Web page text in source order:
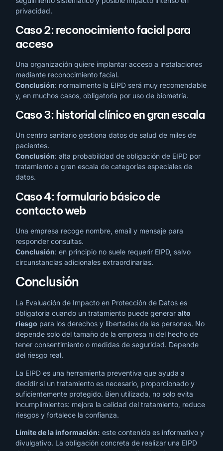
privacidad.
Caso 2: reconocimiento facial para
acceso
Una organización quiere implantar acceso a instalaciones
mediante reconocimiento facial.
Conclusión: normalmente la EIPD será muy recomendable
y, en muchos casos, obligatoria por uso de biometría.
Caso 3: historial clínico en gran escala
Un centro sanitario gestiona datos de salud de miles de
pacientes.
Conclusión: alta probabilidad de obligación de EIPD por
tratamiento a gran escala de categorías especiales de
datos.
Caso 4: formulario básico de
contacto web
Una empresa recoge nombre, email y mensaje para
responder consultas.
Conclusión: en principio no suele requerir EIPD, salvo
circunstancias adicionales extraordinarias.
Conclusión
La Evaluación de Impacto en Protección de Datos es
obligatoria cuando un tratamiento puede generar alto
riesgo para los derechos y libertades de las personas. No
depende solo del tamaño de la empresa ni del hecho de
tener consentimiento o medidas de seguridad. Depende
del riesgo real.
La EIPD es una herramienta preventiva que ayuda a
decidir si un tratamiento es necesario, proporcionado y
suficientemente protegido. Bien utilizada, no solo evita
incumplimientos: mejora la calidad del tratamiento, reduce
riesgos y fortalece la confianza.
Límite de la información: este contenido es informativo y
divulgativo. La obligación concreta de realizar una EIPD